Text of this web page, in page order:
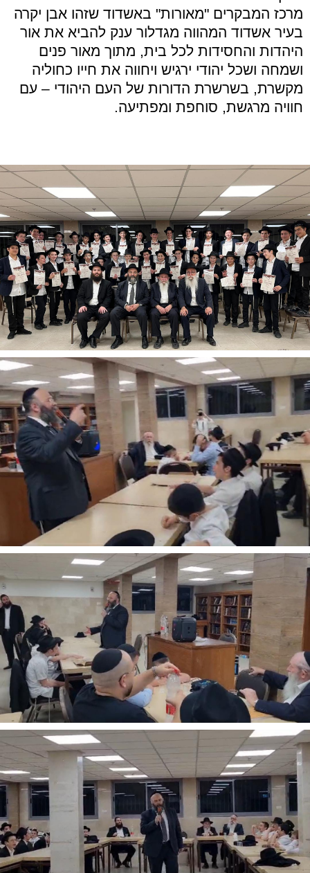
מרכז המבקרים "מאורות" באשדוד שזהו אבן יקרה
בעיר אשדוד המהווה מגדלור ענק להביא את אור
היהדות והחסידות לכל בית, מתוך מאור פנים
ושמחה ושכל יהודי ירגיש ויחווה את חייו כחוליה
מקשרת, בשרשרת הדורות של העם היהודי – עם
חוויה מרגשת, סוחפת ומפתיעה.